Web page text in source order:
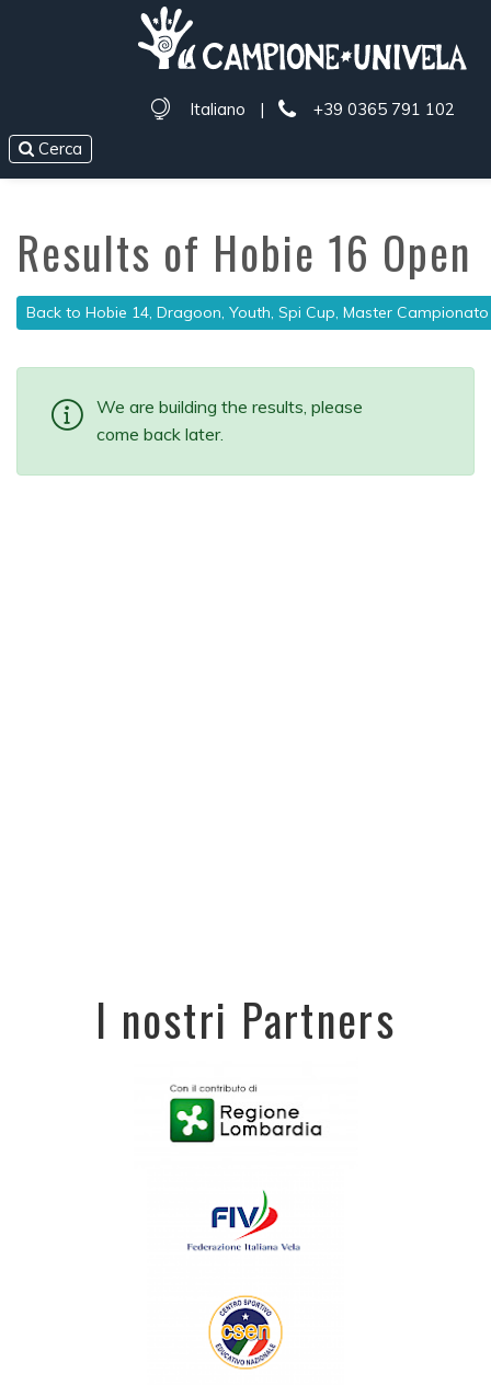
Italiano |
+39 0365 791 102
Cerca
Results of Hobie 16 Open
Back to Hobie 14, Dragoon, Youth, Spi Cup, Master
We are building the results, please
come back later.
I nostri Partners